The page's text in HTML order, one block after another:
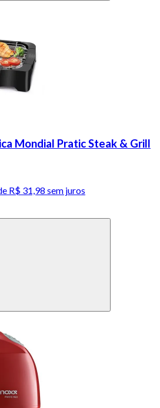
Mondial Pratic Steak & Grill
R$ 31,98 sem juros